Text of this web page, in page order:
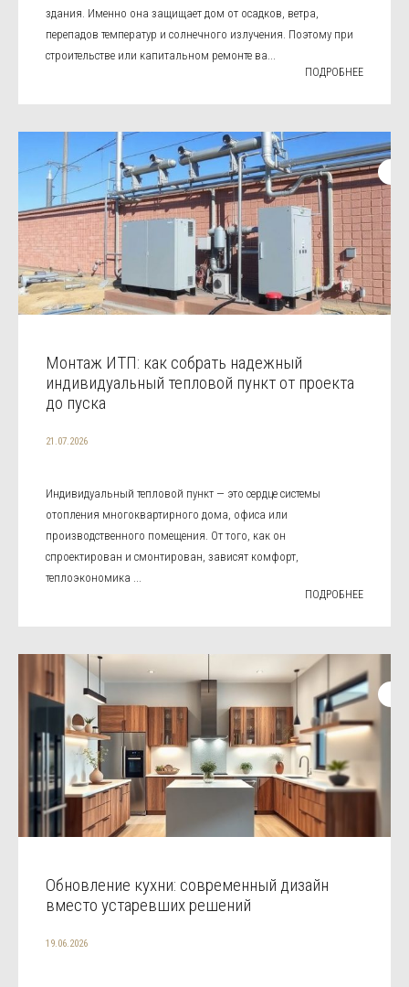
здания. Именно она защищает дом от осадков, ветра,
перепадов температур и солнечного излучения. Поэтому при
строительстве или капитальном ремонте ва...
ПОДРОБНЕЕ
Монтаж ИТП: как собрать надежный
индивидуальный тепловой пункт от проекта
до пуска
21.07.2026
Индивидуальный тепловой пункт — это сердце системы
отопления многоквартирного дома, офиса или
производственного помещения. От того, как он
спроектирован и смонтирован, зависят комфорт,
теплоэкономика ...
ПОДРОБНЕЕ
Обновление кухни: современный дизайн
вместо устаревших решений
19.06.2026